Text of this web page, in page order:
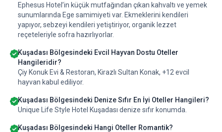
Ephesus Hotel’in küçük mutfağından çıkan kahvaltı ve yemek
sunumlarında Ege samimiyeti var. Ekmeklerini kendileri
yapıyor, sebzeyi kendileri yetiştiriyor, organik lezzet
reçeteleriyle sofra hazırlıyorlar.
Kuşadası Bölgesindeki Evcil Hayvan Dostu Oteller
Hangileridir?
Çiy Konuk Evi & Restoran, Kirazlı Sultan Konak, +12 evcil
hayvan kabul ediliyor.
Kuşadası Bölgesindeki Denize Sıfır En İyi Oteller Hangileri?
Unique Life Style Hotel Kuşadası denize sıfır konumda.
Kuşadası Bölgesindeki Hangi Oteller Romantik?